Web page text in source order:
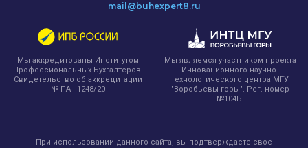
mail@buhexpert8.ru
Мы аккредитованы Институтом
Профессиональных Бухгалтеров.
Свидетельство об аккредитации
№ ПА - 1248/20
Мы являемся участником проекта
Инновационного научно-
технологического центра МГУ
"Воробьевы горы". Рег. номер
№104Б.
При использовании данного сайта, вы подтверждаете свое